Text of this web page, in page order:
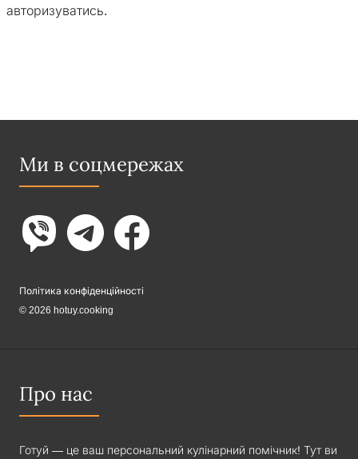
авторизуватись.
Ми в соцмережах
Політика конфіденційності
© 2026 hotuy.cooking
Про нас
Готуй — це ваш персональний кулінарний помічник! Тут ви